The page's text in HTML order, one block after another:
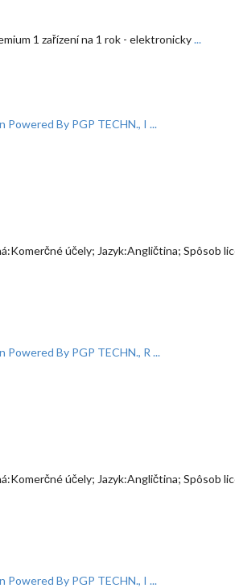
1 zařízení na 1 rok - elektronicky...
Powered By PGP TECHN., I ...
účely; Jazyk:Angličtina; Spôsob
Powered By PGP TECHN., R ...
účely; Jazyk:Angličtina; Spôsob
Powered By PGP TECHN., I ...